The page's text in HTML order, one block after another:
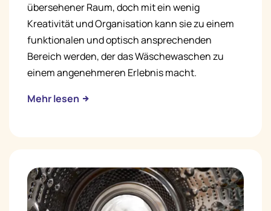
übersehener Raum, doch mit ein wenig
Kreativität und Organisation kann sie zu einem
funktionalen und optisch ansprechenden
Bereich werden, der das Wäschewaschen zu
einem angenehmeren Erlebnis macht.
Mehr lesen